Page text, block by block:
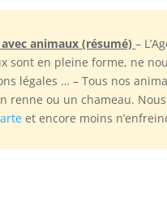
animaux (résumé)–
sont en pleine forme, ne
légales … – Tous nos
renne ou un chameau.
et encore moins